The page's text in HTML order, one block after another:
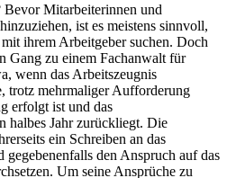
Mitarbeiterinnen und
ist es meistens sinnvoll,
ihrem Arbeitgeber suchen. Doch
Gang zu einem Fachanwalt für
wenn das Arbeitszeugnis
trotz mehrmaliger Aufforderung
erfolgt ist und das
halbes Jahr zurückliegt. Die
ein Schreiben an das
den Anspruch auf das
Um seine Ansprüche zu